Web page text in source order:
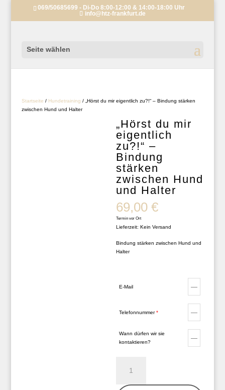
069/50685699 - Di-Do 8:00-12:00 & 14:00-18:00 Uhr
info@htz-frankfurt.de
Seite wählen
Startseite / Hundetraining / „Hörst du mir eigentlich zu?!“ – Bindung stärken
zwischen Hund und Halter
„Hörst du mir
eigentlich
zu?!“ –
Bindung
stärken
zwischen Hund
und Halter
69,00€
Termin vor Ort
Lieferzeit: Kein Versand
Bindung stärken zwischen Hund und
Halter
E-Mail
Telefonnummer*
Wann dürfen wir sie
kontaktieren?
eigentlich
e